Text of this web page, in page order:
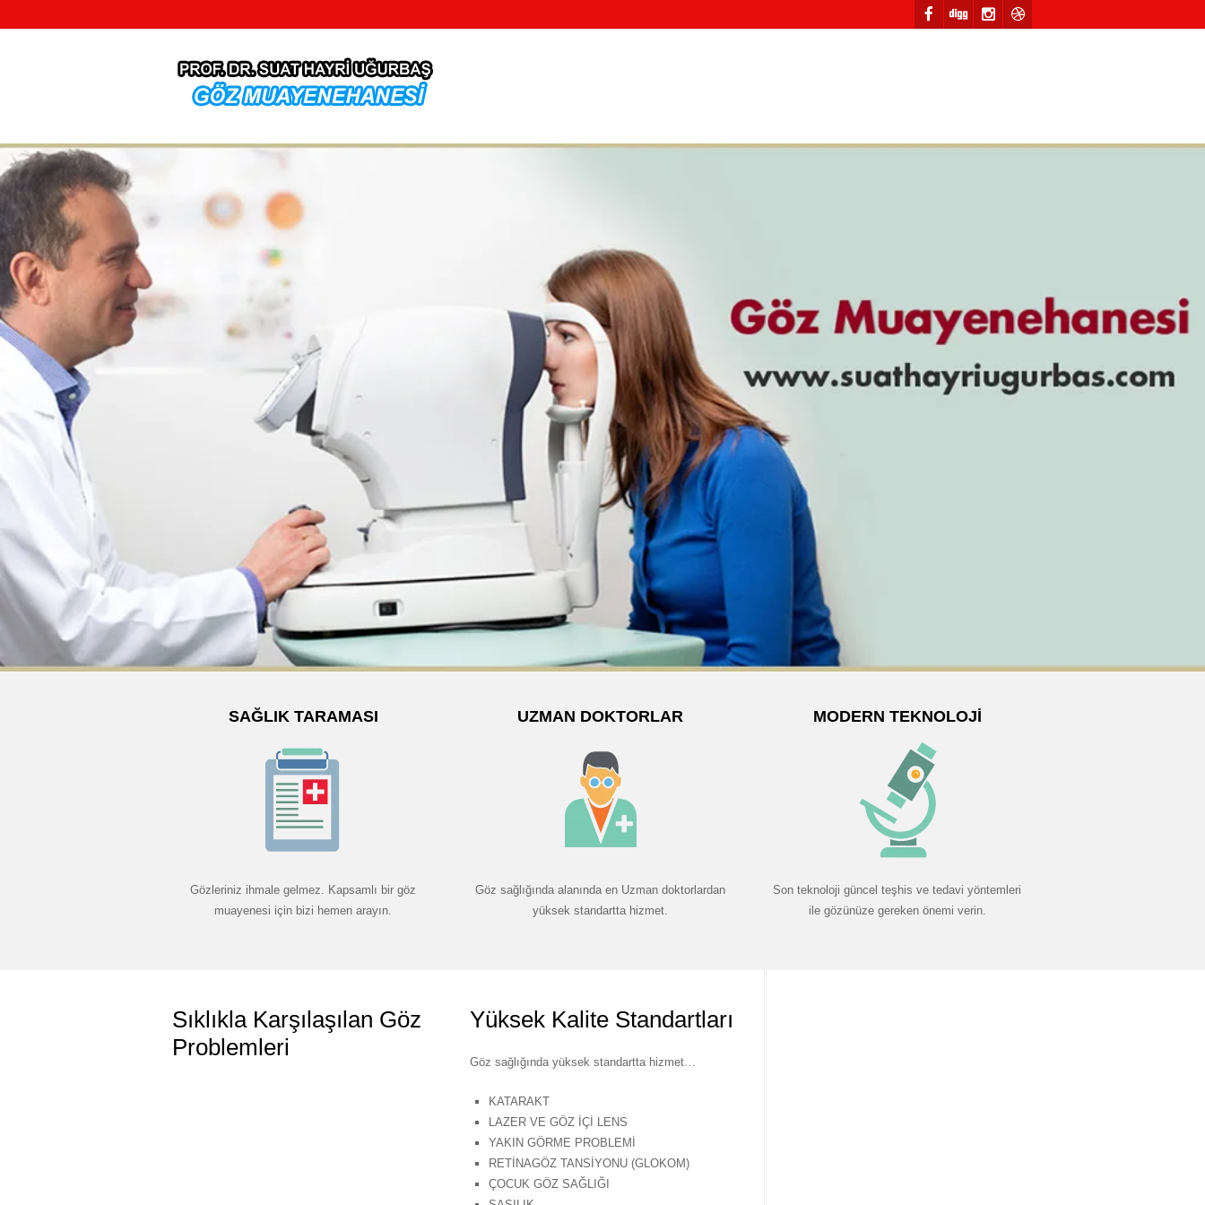
SAĞLIK TARAMASI
Gözleriniz ihmale gelmez. Kapsamlı bir göz
muayenesi için bizi hemen arayın.
UZMAN DOKTORLAR
Göz sağlığında alanında en Uzman doktorlardan
yüksek standartta hizmet.
MODERN TEKNOLOJI
Son teknoloji güncel teşhis ve tedavi yöntemleri
ile gözünüze gereken önemi verin.
Sıklıkla Karşılaşılan Göz
Problemleri
Yüksek Kalite Standartları
Göz sağlığında yüksek standartta hizmet…
KATARAKT
LAZER VE GÖZ İÇİ LENS
YAKIN GÖRME PROBLEMİ
RETİNAGÖZ TANSİYONU (GLOKOM)
ÇOCUK GÖZ SAĞLIĞI